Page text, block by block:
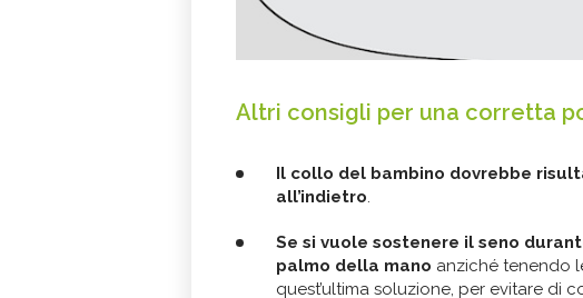
Altri consigli per una corretta
Il collo del bambino dovrebbe
all’indietro.
Se si vuole sostenere il seno
palmo della mano anziché tenendo
quest’ultima soluzione, per evitare di